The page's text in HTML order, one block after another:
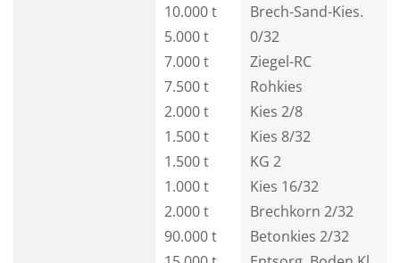
10.000 t
5.000 t
7.000 t
7.500 t
2.000 t
1.500 t
1.500 t
1.000 t
2.000 t
90.000 t
Brech-Sand-Kies.
0/32
Ziegel-RC
Rohkies
Kies 2/8
Kies 8/32
KG 2
Kies 16/32
Brechkorn 2/32
Betonkies 2/32